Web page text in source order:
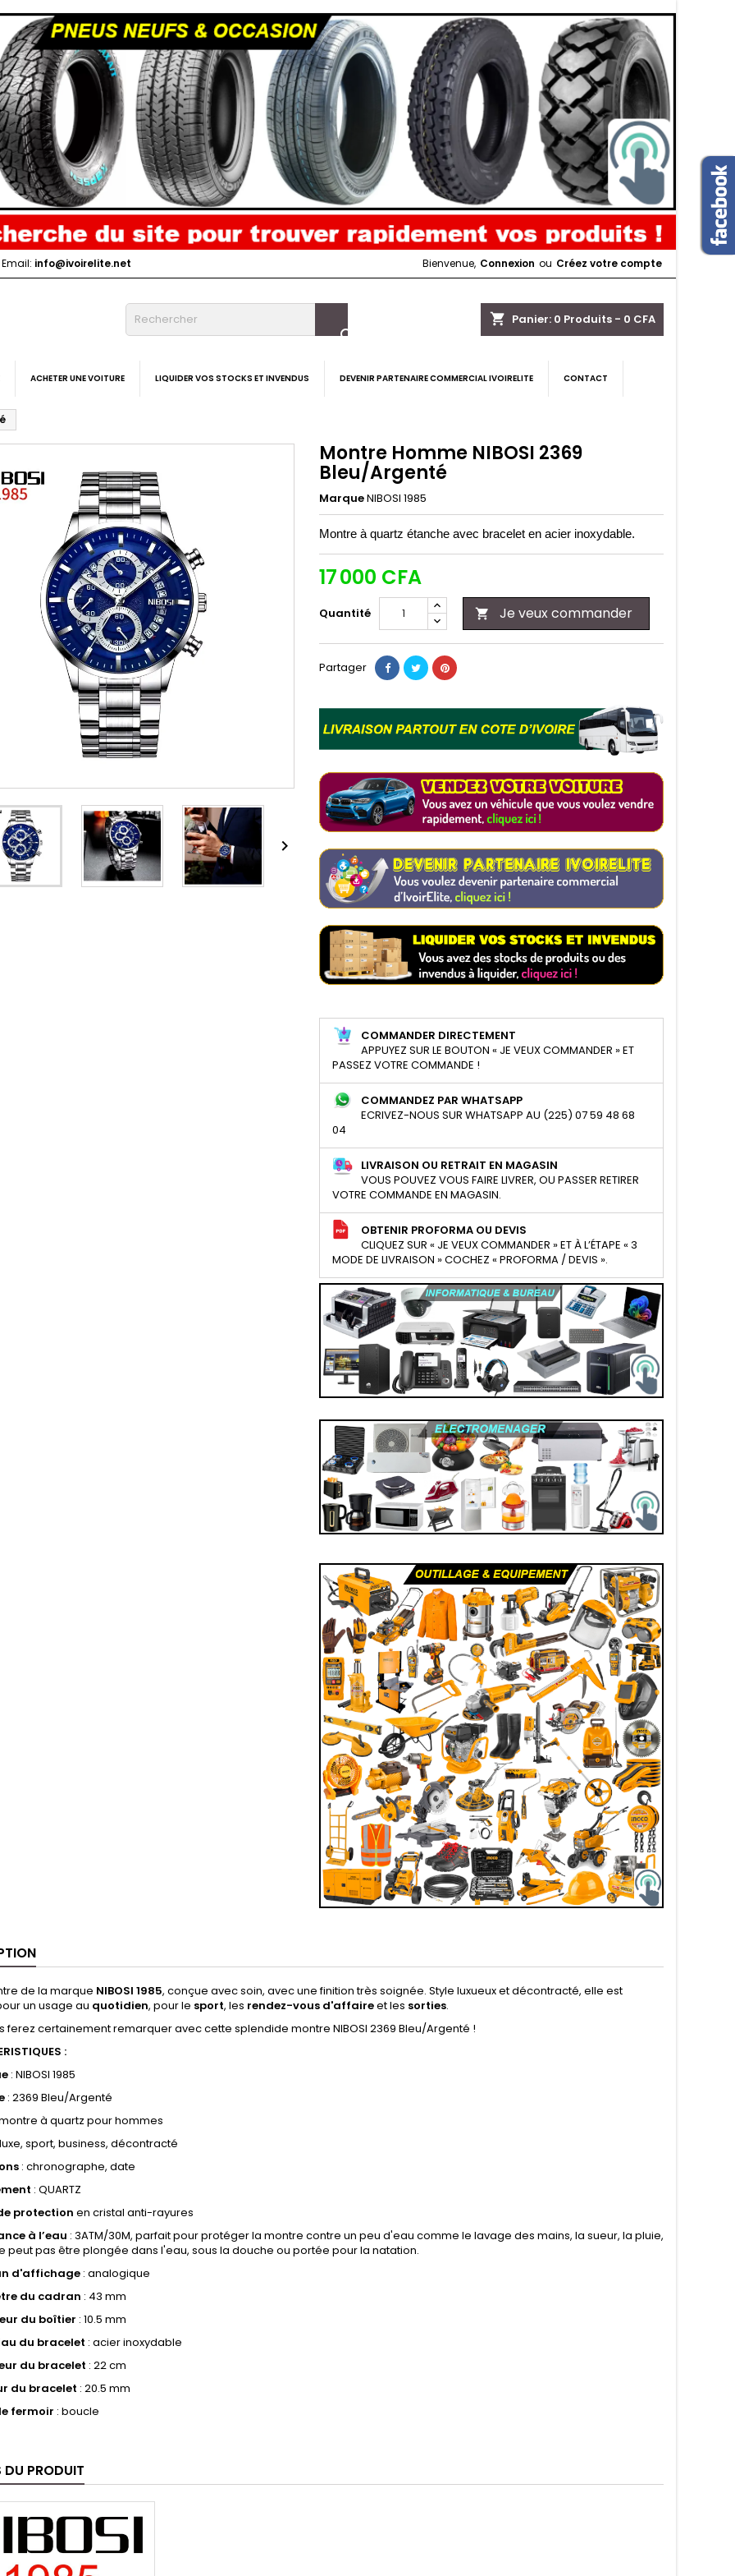
Email: info@ivoirelite.net Bienvenue, Connexion ou Créez votre compte
shopping_cart Panier: 0 Produits - 0 CFA

ACHETER UNE VOITURE LIQUIDER VOS STOCKS ET INVENDUS DEVENIR PARTENAIRE COMMERCIAL IVOIRELITE CONTACT

Montre Homme NIBOSI 2369
Bleu/Argenté
MarqueNIBOSI 1985
Montre à quartz étanche avec bracelet en acier inoxydable.
17 000 CFA
Quantité  Je veux commander
Partager
COMMANDER DIRECTEMENT
APPUYEZ SUR LE BOUTON « JE VEUX COMMANDER » ET
PASSEZ VOTRE COMMANDE !
COMMANDEZ PAR WHATSAPP
ECRIVEZ-NOUS SUR WHATSAPP AU (225) 07 59 48 68
04
LIVRAISON OU RETRAIT EN MAGASIN
VOUS POUVEZ VOUS FAIRE LIVRER, OU PASSER RETIRER
VOTRE COMMANDE EN MAGASIN.
OBTENIR PROFORMA OU DEVIS
CLIQUEZ SUR « JE VEUX COMMANDER » ET À L’ÉTAPE « 3
MODE DE LIVRAISON » COCHEZ « PROFORMA / DEVIS ».
de la marque NIBOSI 1985, conçue avec soin, avec une finition très soignée. Style luxueux et décontracté, elle est
un usage au quotidien, pour le sport, les rendez-vous d'affaireet les sorties.
ferez certainement remarquer avec cette splendide montre NIBOSI 2369 Bleu/Argenté !
:
: NIBOSI 1985
: 2369 Bleu/Argenté
à quartz pour hommes
sport, business, décontracté
: chronographe, date
: QUARTZ
protection en cristal anti-rayures
à l’eau : 3ATM/30M, parfait pour protéger la montre contre un peu d'eau comme le lavage des mains, la sueur, la pluie,
peut pas être plongée dans l'eau, sous la douche ou portée pour la natation.
d'affichage : analogique
du cadran : 43 mm
du boîtier : 10.5 mm
du bracelet : acier inoxydable
du bracelet : 22 cm
du bracelet : 20.5 mm
fermoir : boucle
DU PRODUIT